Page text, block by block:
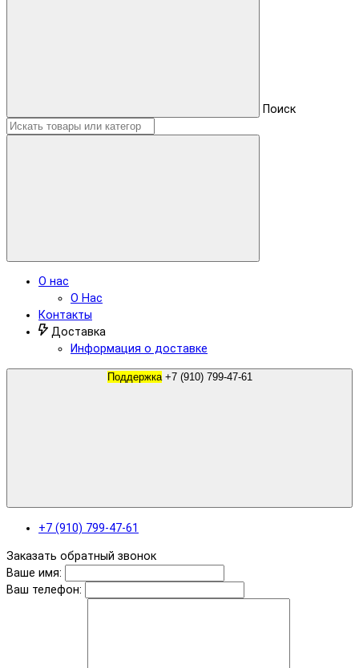
Поиск
О нас
О Нас
Контакты
Доставка
Информация о доставке
Поддержка +7 (910) 799-47-61
+7 (910) 799-47-61
Заказать обратный звонок
Ваше имя:
Ваш телефон: